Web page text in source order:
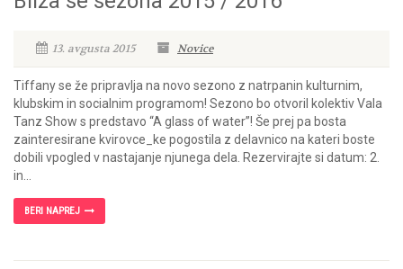
13. avgusta 2015 Novice
Tiffany se že pripravlja na novo sezono z natrpanin kulturnim,
klubskim in socialnim programom! Sezono bo otvoril kolektiv Vala
Tanz Show s predstavo “A glass of water”! Še prej pa bosta
zainteresirane kvirovce_ke pogostila z delavnico na kateri boste
dobili vpogled v nastajanje njunega dela. Rezervirajte si datum: 2.
in...
BERI NAPREJ